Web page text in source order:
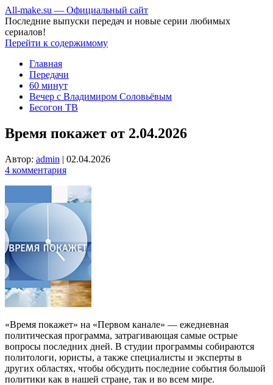
All-make.su — Официальный сайт
Последние выпуски передач и новые серии любимых
сериалов!
Перейти к содержимому
Главная
Передачи
60 минут
Вечер с Владимиром Соловьёвым
Бесогон ТВ
Время покажет от 2.04.2026
Автор: admin | 02.04.2026
4 комментария
«Время покажет» на «Первом канале» — ежедневная
политическая программа, затрагивающая самые острые
вопросы последних дней. В студии программы собираются
политологи, юристы, а также специалисты и эксперты в
других областях, чтобы обсудить последние события большой
политики как в нашей стране, так и во всем мире.